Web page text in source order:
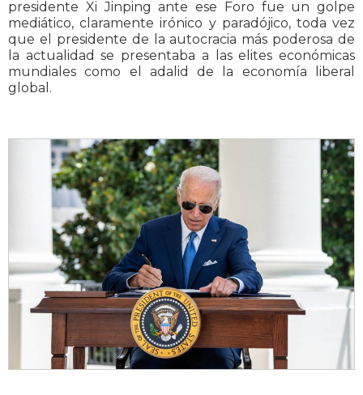
presidente Xi Jinping ante ese Foro fue un golpe
mediático, claramente irónico y paradójico, toda vez
que el presidente de la autocracia más poderosa de
la actualidad se presentaba a las elites económicas
mundiales como el adalid de la economía liberal
global.